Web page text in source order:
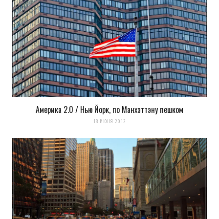
Elvis
14 ЛЕТ AGO
REPLY
http://en.wikipedia.org/wiki/NBC
NBC is an American commercial broadcasting
television network headquartered in the GE
В голове всплыла эта телекомпания, потому
что в «30 Rock» частенько показывали это
здание.
Загрузка...
Америка 2.0 / Нью Йорк, по Манхэттэну пешком
18 ИЮНЯ 2012